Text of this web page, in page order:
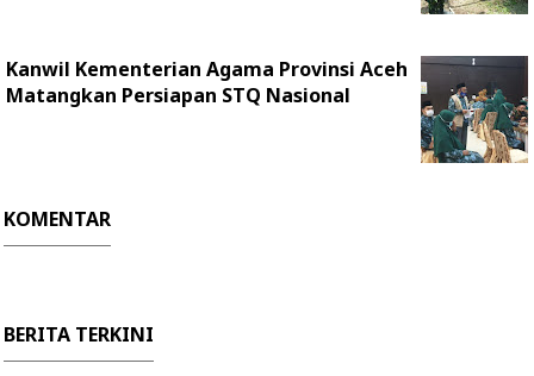
Kanwil Kementerian Agama Provinsi Aceh
Matangkan Persiapan STQ Nasional
KOMENTAR
BERITA TERKINI